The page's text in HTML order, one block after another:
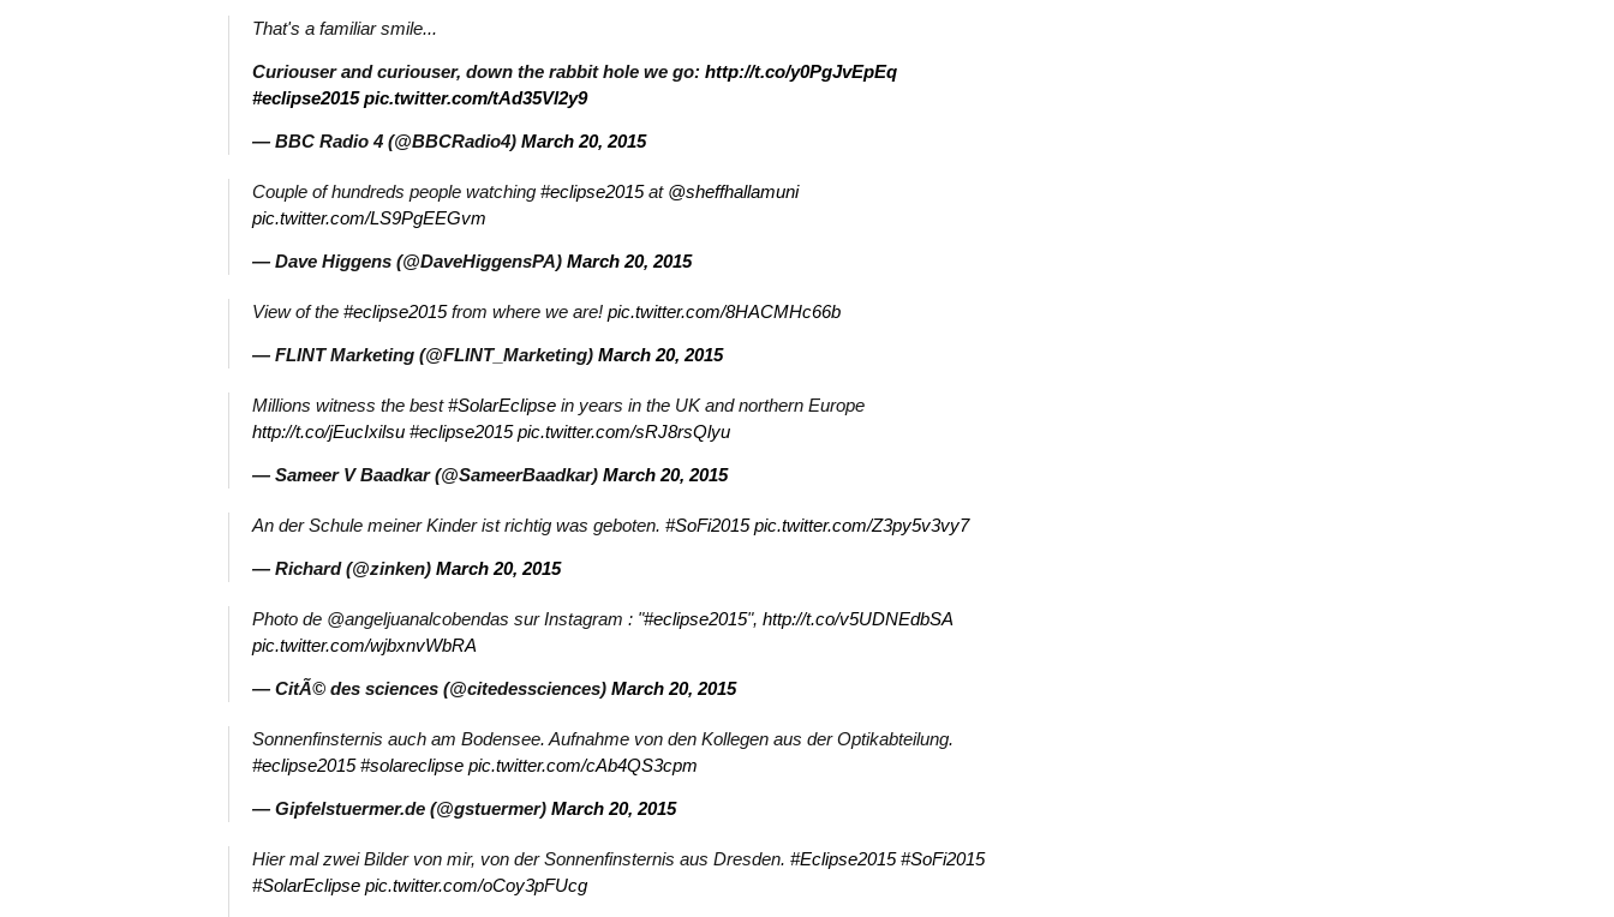
That's a familiar smile...
Curiouser and curiouser, down the rabbit hole we go: http://t.co/y0PgJvEpEq
#eclipse2015 pic.twitter.com/tAd35Vl2y9
— BBC Radio 4 (@BBCRadio4) March 20, 2015
Couple of hundreds people watching #eclipse2015at @sheffhallamuni
pic.twitter.com/LS9PgEEGvm
— Dave Higgens (@DaveHiggensPA) March 20, 2015
View of the #eclipse2015from where we are! pic.twitter.com/8HACMHc66b
— FLINT Marketing (@FLINT_Marketing) March 20, 2015
Millions witness the best#SolarEclipse in years in the UK and northern Europe
http://t.co/jEucIxilsu #eclipse2015 pic.twitter.com/sRJ8rsQlyu
— Sameer V Baadkar (@SameerBaadkar) March 20, 2015
An der Schule meiner Kinder ist richtig was geboten. #SoFi2015 pic.twitter.com/Z3py5v3vy7
— Richard (@zinken) March 20, 2015
Photo de @angeljuanalcobendas sur Instagram : "#eclipse2015", http://t.co/v5UDNEdbSA
pic.twitter.com/wjbxnvWbRA
— CitÃ© des sciences (@citedessciences) March 20, 2015
Sonnenfinsternis auch am Bodensee. Aufnahme von den Kollegen aus der Optikabteilung.
#eclipse2015 #solareclipse pic.twitter.com/cAb4QS3cpm
— Gipfelstuermer.de (@gstuermer) March 20, 2015
Hier mal zwei Bilder von mir, von der Sonnenfinsternis aus Dresden. #Eclipse2015 #SoFi2015
#SolarEclipse pic.twitter.com/oCoy3pFUcg